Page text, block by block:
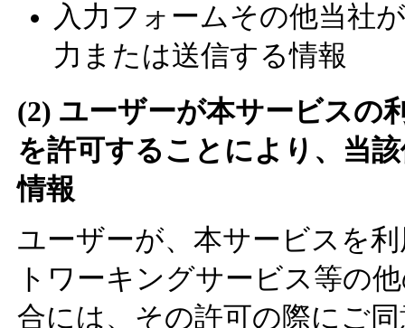
入力フォームその他当社
力または送信する情報
(2) ユーザーが本サービスの
を許可することにより、当
情報
ユーザーが、本サービスを
トワーキングサービス等の
合には、その許可の際にご